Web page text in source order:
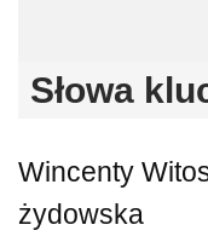
Słowa
Wincenty
żydowska